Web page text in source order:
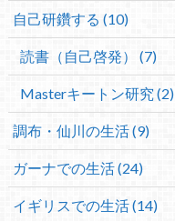
自己研鑽する (10)
読書（自己啓発） (7)
Masterキートン研究 (2)
調布・仙川の生活 (9)
ガーナでの生活 (24)
イギリスでの生活 (14)